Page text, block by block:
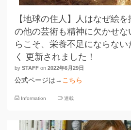
【地球の住人】人はなぜ絵
の他の芸術も精神に欠かせ
らこそ、栄養不足にならな
く 更新されました！
by STAFF on 2022年6月29日
公式ページは→ こちら
Information 連載